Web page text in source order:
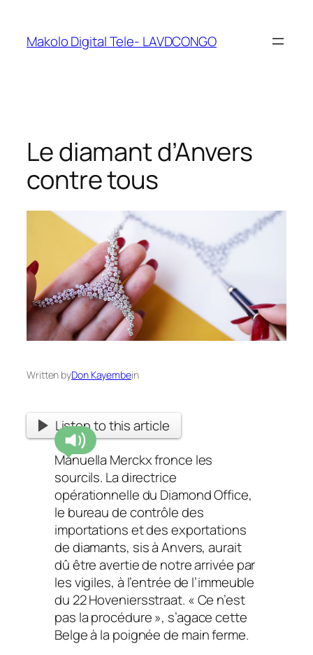
Makolo Digital Tele- LAVDCONGO
Le diamant d’Anvers
contre tous
Written byDon Kayembein
Listen to this article
Manuella Merckx fronce les
sourcils. La directrice
opérationnelle du Diamond Office,
le bureau de contrôle des
importations et des exportations
de diamants, sis à Anvers, aurait
dû être avertie de notre arrivée par
les vigiles, à l’entrée de l’immeuble
du 22 Hoveniersstraat. « Ce n’est
pas la procédure », s’agace cette
Belgeà la poignée de main ferme.